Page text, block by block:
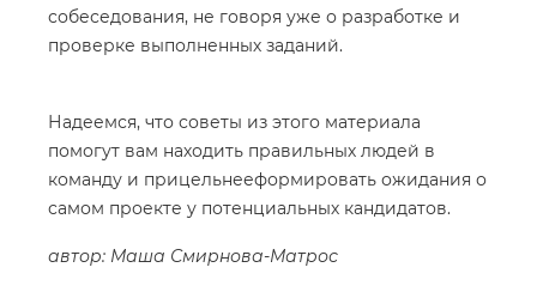
собеседования, не говоря уже о разработке и
проверке выполненных заданий.
Надеемся, что советы из этого материала
помогут вам находить правильных людей в
команду и прицельнееформировать ожидания о
самом проекте у потенциальных кандидатов.
автор: Маша Смирнова-Матрос